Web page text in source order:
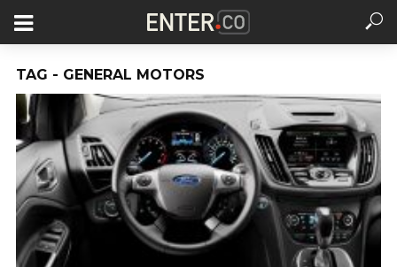
TAG - GENERAL MOTORS